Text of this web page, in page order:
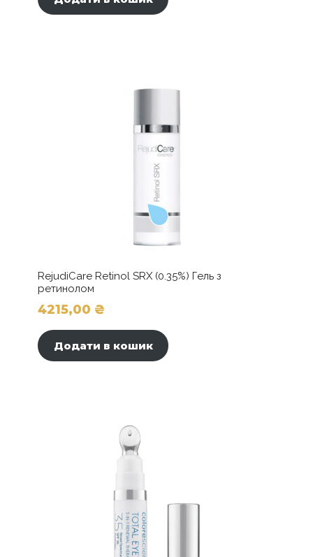
RejudiCare Retinol SRX (0.35%) Гель з
ретинолом
4215,00 ₴
Додати в кошик